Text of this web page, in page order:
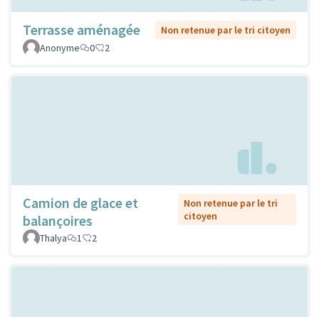
Terrasse aménagée
Non retenue par le tri citoyen
Anonyme
0 2
Camion de glace et
balançoires
Non retenue par le tri
citoyen
Thalya
1 2